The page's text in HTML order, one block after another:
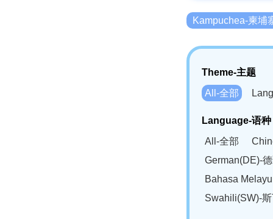
Kampuchea-柬埔
Theme-主题
All-全部
Language-语种
All-全部
German(DE)-
Bahasa
Swahili(SW)-